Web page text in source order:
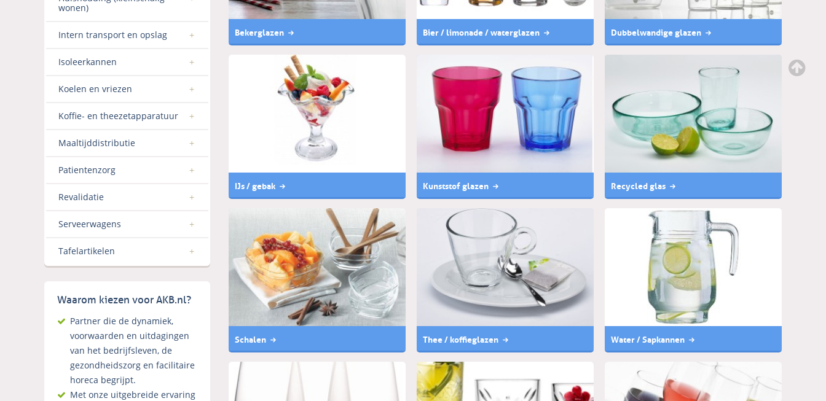
wonen)
Intern transport en opslag
Isoleerkannen
Koelen en vriezen
Koffie- en theezetapparatuur
Maaltijddistributie
Patientenzorg
Revalidatie
Serveerwagens
Tafelartikelen
Waarom kiezen voor AKB.nl?
Partner die de dynamiek,
voorwaarden en uitdagingen
van het bedrijfsleven, de
gezondheidszorg en facilitaire
horeca begrijpt.
Met onze uitgebreide ervaring
Bekerglazen Bier / limonade / waterglazen Dubbelwandige glazen
IJs / gebak Kunststof glazen Recycled glas
Schalen Thee / koffieglazen Water / Sapkannen